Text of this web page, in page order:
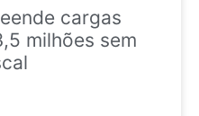
cargas
milhões sem